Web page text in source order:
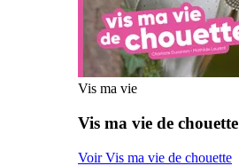
Vis ma vie
Vis ma vie de chouette
Voir Vis ma vie de chouette